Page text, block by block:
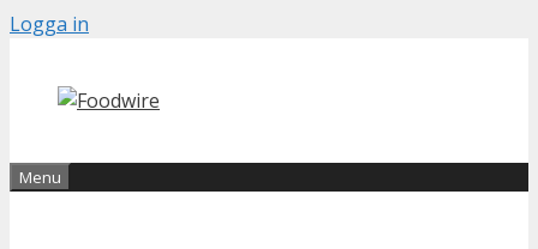
Skip
content
Logga in
Menu